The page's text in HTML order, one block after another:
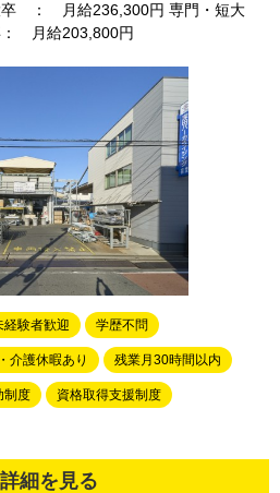
： 月給236,300円 専門・短大
月給203,800円
経験者歓迎 学歴不問
介護休暇あり 残業月30時間以内
制度 資格取得支援制度
細を見る